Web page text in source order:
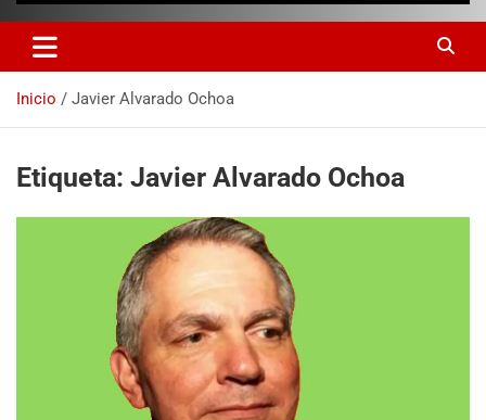
Inicio Javier Alvarado Ochoa
Etiqueta: Javier Alvarado Ochoa